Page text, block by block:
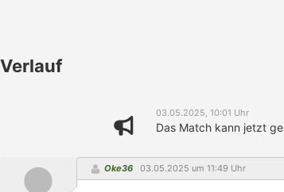
Verlauf
03.05.2025, 10:01 Uhr
Das Match kann jetzt
Oke36 03.05.2025 um 11:49 Uhr